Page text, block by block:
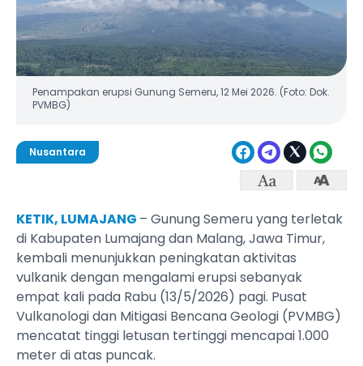
Penampakan erupsi Gunung Semeru, 12 Mei 2026. (Foto: Dok.
PVMBG)
Nusantara
KETIK, LUMAJANG – Gunung Semeru yang terletak
di Kabupaten Lumajang dan Malang, Jawa Timur,
kembali menunjukkan peningkatan aktivitas
vulkanik dengan mengalami erupsi sebanyak
empat kali pada Rabu (13/5/2026) pagi. Pusat
Vulkanologi dan Mitigasi Bencana Geologi (PVMBG)
mencatat tinggi letusan tertinggi mencapai 1.000
meter di atas puncak.